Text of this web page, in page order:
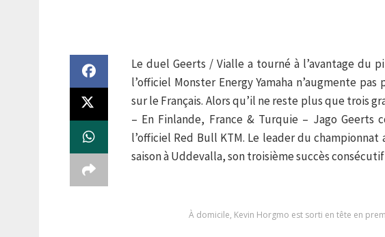
Le duel Geerts / Vialle a tourné à l’avantage du
l’officiel Monster Energy Yamaha n’augmente
sur le Français. Alors qu’il ne reste plus que trois
– En Finlande, France & Turquie – Jago Geerts
l’officiel Red Bull KTM. Le leader du
saison à Uddevalla, son troisième succès
À domicile, Kevin Horgmo est sorti en tête en